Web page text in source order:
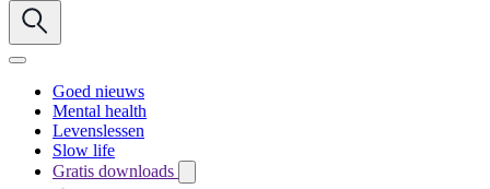
Goed nieuws
Mental health
Levenslessen
Slow life
Gratis downloads